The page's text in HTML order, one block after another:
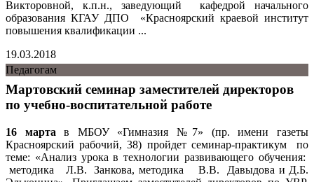
Викторовной, к.п.н., заведующий кафедрой начального
образования КГАУ ДПО «Красноярский краевой институт
повышения квалификации ...
19.03.2018
Педагогам
Мартовский семинар заместителей директоров
по учебно-воспитательной работе
16 мартав МБОУ «Гимназия №7» (пр. имени газеты
Красноярский рабочий, 38) пройдет семинар-практикум по
теме: «Анализ урока в технологии развивающего обучения:
методика Л.В. Занкова, методика В.В. Давыдова и Д.Б.